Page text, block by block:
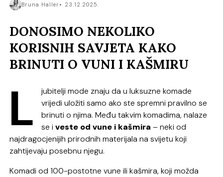
Bruna Haller 23.12.2025.
DONOSIMO NEKOLIKO
KORISNIH SAVJETA KAKO
BRINUTI O VUNI I KAŠMIRU
L
jubitelji mode znaju da u luksuzne komade
vrijedi uložiti samo ako ste spremni pravilno se
brinuti o njima. Među takvim komadima, nalaze
se iveste od vune i kašmira – neki od
najdragocjenijih prirodnih materijala na svijetu koji
zahtijevaju posebnu njegu.
Komadi od 100-postotne vune ili kašmira, koji možda